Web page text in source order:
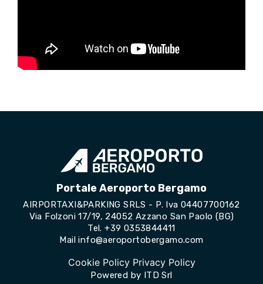
Portale Aeroporto Bergamo
AIRPORTAXI&PARKING SRLS - P. Iva 04407700162
Via Folzoni 17/19, 24052 Azzano San Paolo (BG)
Tel.+39 0353844411
Mailinfo@aeroportobergamo.com
Cookie Policy Privacy Policy
Powered by ITD Srl